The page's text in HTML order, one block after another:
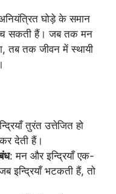
घोड़े के समान
सकती हैं। जब तक मन
तब तक जीवन में स्थायी
तुरंत उत्तेजित हो
देती हैं।
: मन और इन्द्रियाँ एक-
इन्द्रियाँ भटकती हैं, तो